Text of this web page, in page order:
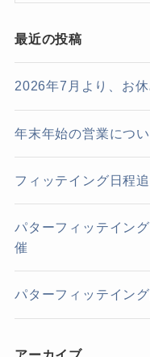
最近の投稿
2026年7月より、お
年末年始の営業につ
フィッテイング日程
パターフィッテイン
催
パターフィッテイン